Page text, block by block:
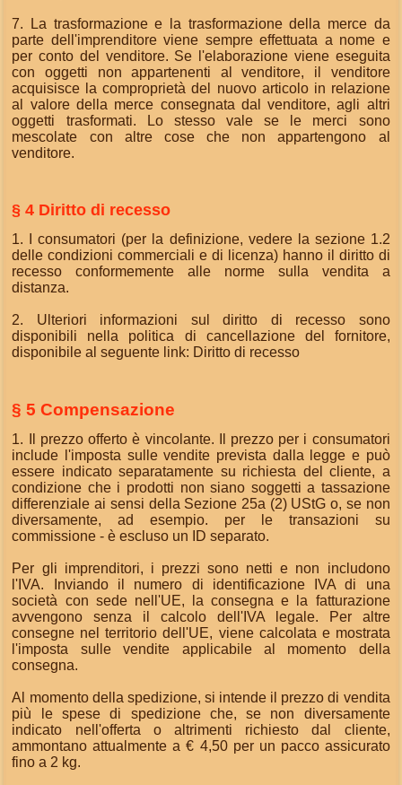
7. La trasformazione e la trasformazione della merce da
parte dell'imprenditore viene sempre effettuata a nome e
per conto del venditore. Se l'elaborazione viene eseguita
con oggetti non appartenenti al venditore, il venditore
acquisisce la comproprietà del nuovo articolo in relazione
al valore della merce consegnata dal venditore, agli altri
oggetti trasformati. Lo stesso vale se le merci sono
mescolate con altre cose che non appartengono al
venditore.
§ 4 Diritto di recesso
1. I consumatori (per la definizione, vedere la sezione 1.2
delle condizioni commerciali e di licenza) hanno il diritto di
recesso conformemente alle norme sulla vendita a
distanza.
2. Ulteriori informazioni sul diritto di recesso sono
disponibili nella politica di cancellazione del fornitore,
disponibile al seguente link: Diritto di recesso
§ 5 Compensazione
1. Il prezzo offerto è vincolante. Il prezzo per i consumatori
include l'imposta sulle vendite prevista dalla legge e può
essere indicato separatamente su richiesta del cliente, a
condizione che i prodotti non siano soggetti a tassazione
differenziale ai sensi della Sezione 25a (2) UStG o, se non
diversamente, ad esempio. per le transazioni su
commissione - è escluso un ID separato.
Per gli imprenditori, i prezzi sono netti e non includono
l'IVA. Inviando il numero di identificazione IVA di una
società con sede nell'UE, la consegna e la fatturazione
avvengono senza il calcolo dell'IVA legale. Per altre
consegne nel territorio dell'UE, viene calcolata e mostrata
l'imposta sulle vendite applicabile al momento della
consegna.
Al momento della spedizione, si intende il prezzo di vendita
più le spese di spedizione che, se non diversamente
indicato nell'offerta o altrimenti richiesto dal cliente,
ammontano attualmente a € 4,50 per un pacco assicurato
fino a 2 kg.